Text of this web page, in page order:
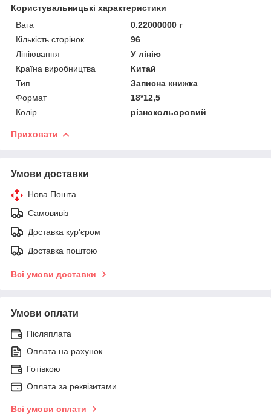
Користувальницькі характеристики
Вага
0.22000000 г
Кількість сторінок
96
Лініювання
У лінію
Країна виробництва
Китай
Тип
Записна книжка
Формат
18*12,5
Колір
різнокольоровий
Приховати
Умови доставки
Нова Пошта
Самовивіз
Доставка кур'єром
Доставка поштою
Всі умови доставки
Умови оплати
Післяплата
Оплата на рахунок
Готівкою
Оплата за реквізитами
Всі умови оплати